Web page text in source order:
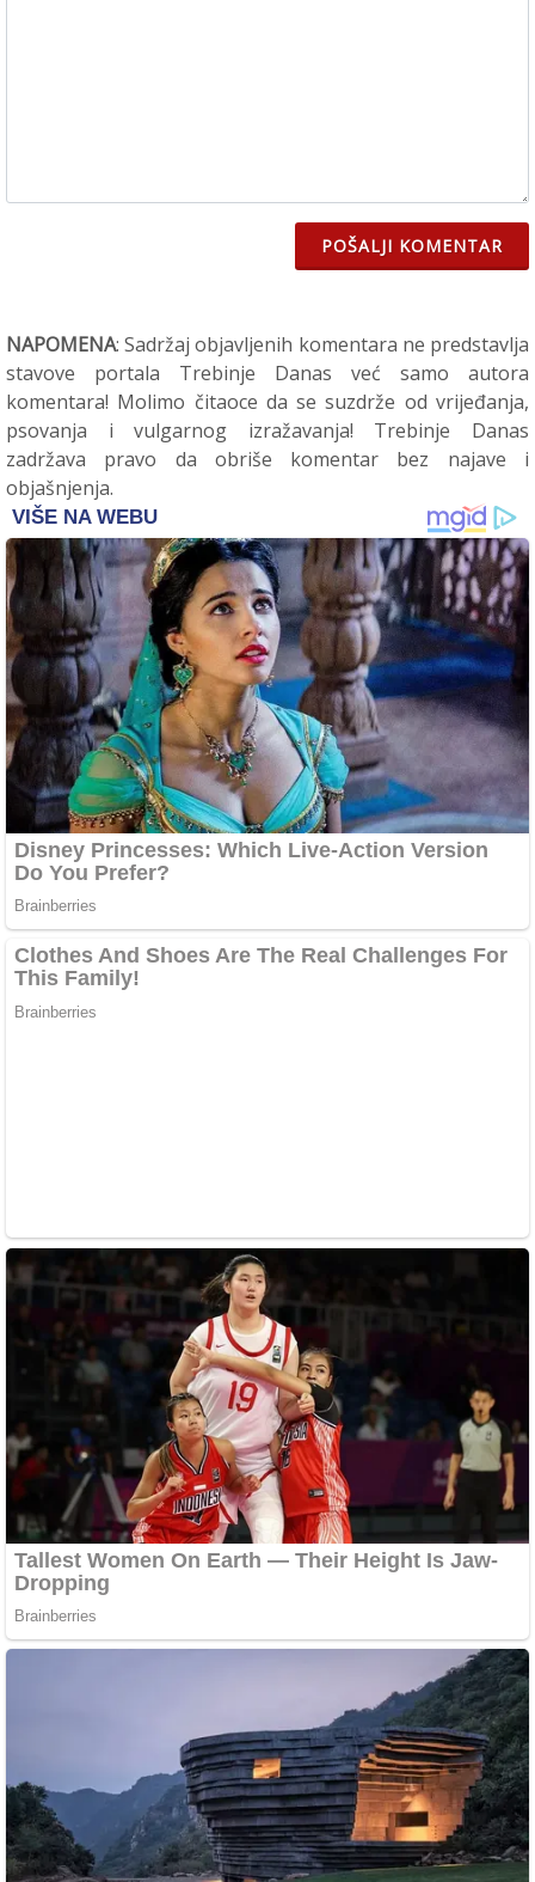
POŠALJI KOMENTAR
NAPOMENA: Sadržaj objavljenih komentara ne predstavlja
stavove portala Trebinje Danas već samo autora
komentara! Molimo čitaoce da se suzdrže od vrijeđanja,
psovanja i vulgarnog izražavanja! Trebinje Danas
zadržava pravo da obriše komentar bez najave i
objašnjenja.